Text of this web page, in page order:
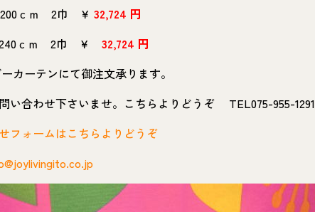
ｃｍ 2巾 ￥ 32,724 円
ｃｍ 2巾 ￥ 32,724 円
カーテンにて御注文承ります。
い合わせ下さいませ。こちらよりどうぞ TEL075-955-1291
フォームはこちらよりどうぞ